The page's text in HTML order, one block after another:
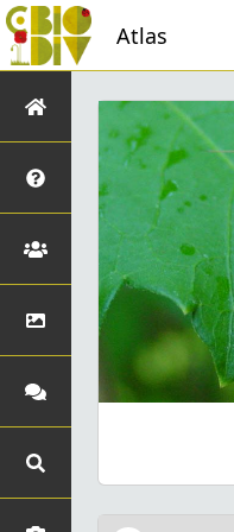
Atlas